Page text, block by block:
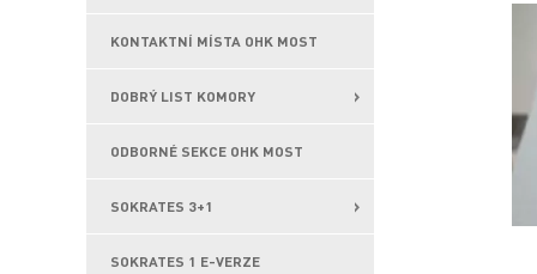
KONTAKTNÍ MÍSTA OHK MOST
DOBRÝ LIST KOMORY
ODBORNÉ SEKCE OHK MOST
SOKRATES 3+1
SOKRATES 1 E-VERZE